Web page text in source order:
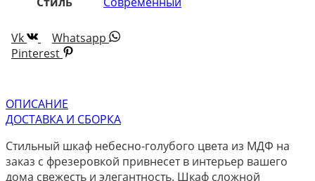
Vk
Whatsapp
Pinterest
ОПИСАНИЕ
ДОСТАВКА И СБОРКА
Стильный шкаф небесно-голубого цвета из МДФ на
заказ с фрезеровкой привнесет в интерьер вашего
дома свежесть и элегантность. Шкаф сложной